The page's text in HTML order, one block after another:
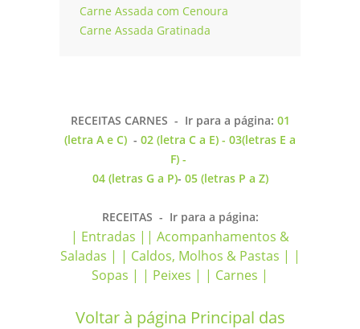
Carne Assada com Cenoura
Carne Assada Gratinada
RECEITAS CARNES - Ir para a página: 01
(letra A e C) - 02 (letra C a E) - 03(letras E a
F) -
04 (letras G a P)- 05 (letras P a Z)
RECEITAS - Ir para a página:
| Entradas | | Acompanhamentos &
Saladas | | Caldos, Molhos & Pastas | |
Sopas | | Peixes | | Carnes |
Voltar à página Principal das